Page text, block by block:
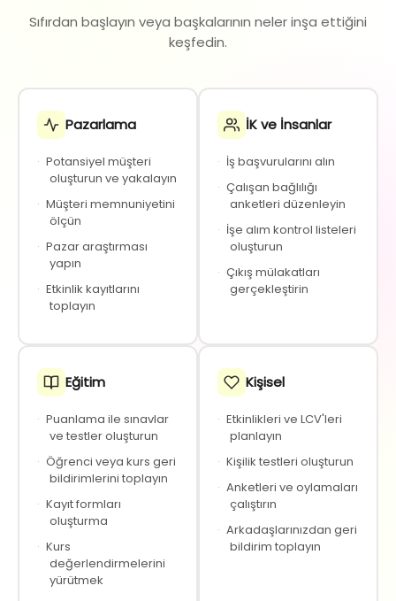
Sıfırdan başlayın veya başkalarının neler inşa ettiğini
keşfedin.
Pazarlama
· Potansiyel müşteri
oluşturun ve yakalayın
· Müşteri memnuniyetini
ölçün
· Pazar araştırması
yapın
· Etkinlik kayıtlarını
toplayın
İK ve İnsanlar
· İş başvurularını alın
· Çalışan bağlılığı
anketleri düzenleyin
· İşe alım kontrol listeleri
oluşturun
· Çıkış mülakatları
gerçekleştirin
Eğitim
· Puanlama ile sınavlar
ve testler oluşturun
· Öğrenci veya kurs geri
bildirimlerini toplayın
· Kayıt formları
oluşturma
· Kurs
değerlendirmelerini
yürütmek
Kişisel
· Etkinlikleri ve LCV'leri
planlayın
· Kişilik testleri oluşturun
· Anketleri ve oylamaları
çalıştırın
· Arkadaşlarınızdan geri
bildirim toplayın